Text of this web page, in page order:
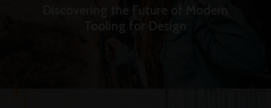
Discovering the Future of Modern
Tooling for Design